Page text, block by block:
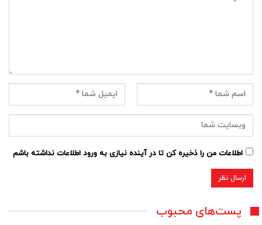
اطلاعات من را ذخیره کن تا در آینده نیازی به ورود اطلاعات نداشته باشم
پست‌های محبوب